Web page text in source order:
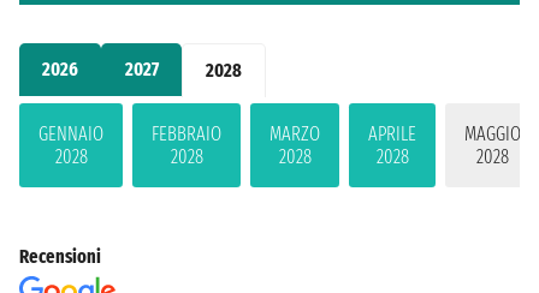
2026 2027 2028
GENNAIO
2028
FEBBRAIO
2028
MARZO
2028
APRILE
2028
MAGGIO
2028
Recensioni